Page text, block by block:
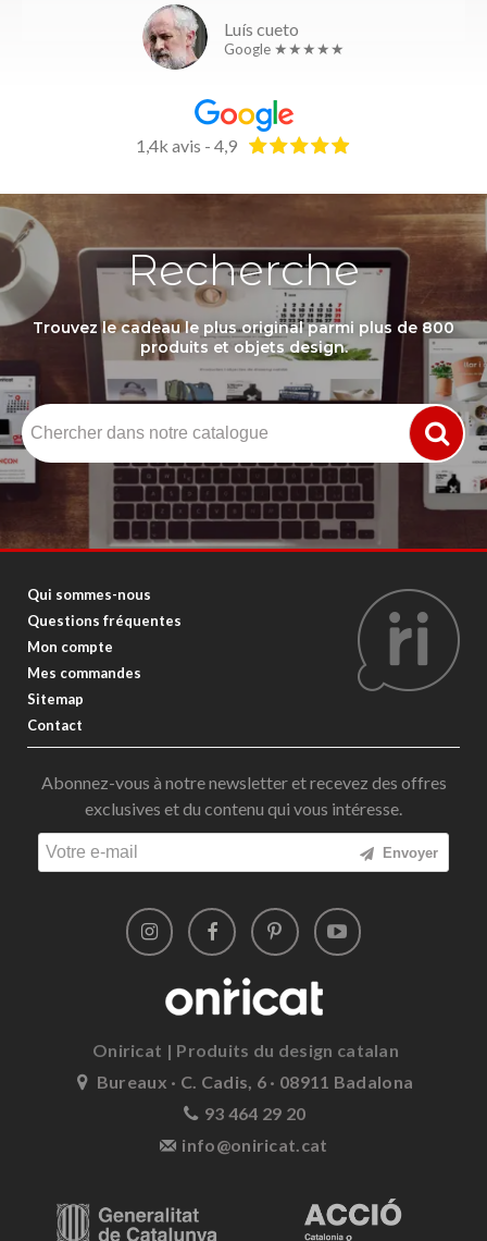
Luís cueto
Google ★★★★★
1,4k avis - 4,9
Recherche
Trouvez le cadeau le plus original parmi plus de 800
produits et objets design.
Qui sommes-nous
Questions fréquentes
Mon compte
Mes commandes
Sitemap
Contact
Abonnez-vous à notre newsletter et recevez des offres
exclusives et du contenu qui vous intéresse.
Envoyer
Oniricat | Produits du design catalan
Bureaux · C. Cadis, 6 · 08911 Badalona
93 464 29 20
info@oniricat.cat